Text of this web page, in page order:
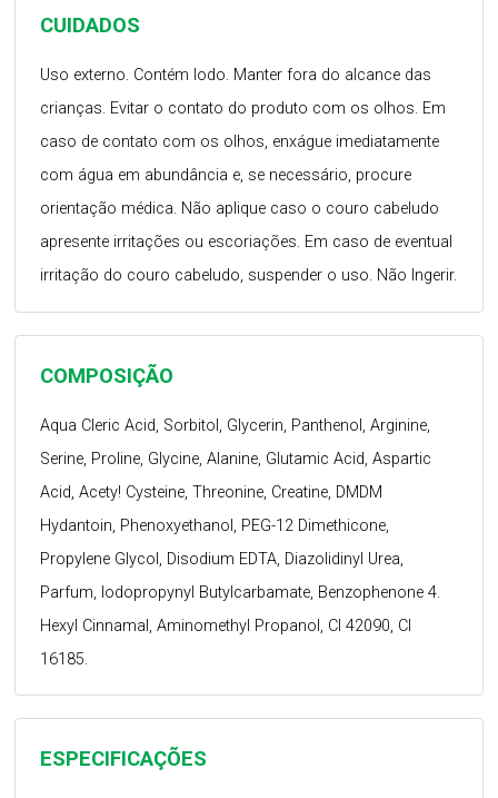
ESPECIFICAÇÕES
COMPOSIÇÃO
Aqua Cleric Acid, Sorbitol, Glycerin, Panthenol, Arginine,
Serine, Proline, Glycine, Alanine, Glutamic Acid, Aspartic
Acid, Acety! Cysteine, Threonine, Creatine, DMDM
Hydantoin, Phenoxyethanol, PEG-12 Dimethicone,
Propylene Glycol, Disodium EDTA, Diazolidinyl Urea,
Parfum, lodopropynyl Butylcarbamate, Benzophenone 4.
Hexyl Cinnamal, Aminomethyl Propanol, CI 42090, CI
16185.
CUIDADOS
Uso externo. Contém lodo. Manter fora do alcance das
crianças. Evitar o contato do produto com os olhos. Em
caso de contato com os olhos, enxágue imediatamente
com água em abundância e, se necessário, procure
orientação médica. Não aplique caso o couro cabeludo
apresente irritações ou escoriações. Em caso de eventual
irritação do couro cabeludo, suspender o uso. Não Ingerir.